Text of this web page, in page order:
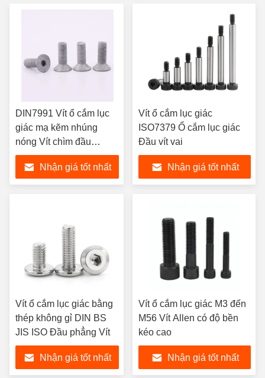
DIN7991 Vít ổ cắm lục
giác mạ kẽm nhúng
nóng Vít chìm đầu
phẳng
Nhận giá tốt nhất
Vít ổ cắm lục giác
ISO7379 Ổ cắm lục giác
Đầu vít vai
Nhận giá tốt nhất
Vít ổ cắm lục giác bằng
thép không gỉ DIN BS
JIS ISO Đầu phẳng Vít
Nhận giá tốt nhất
Vít ổ cắm lục giác M3 đến
M56 Vít Allen có độ bền
kéo cao
Nhận giá tốt nhất